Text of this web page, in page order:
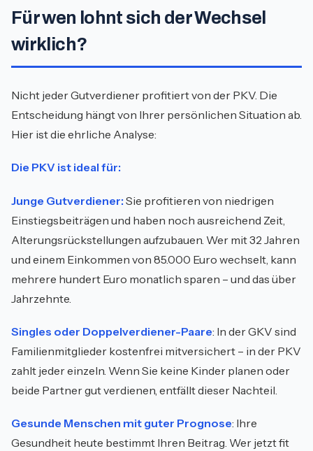
Für wen lohnt sich der Wechsel
wirklich?
Nicht jeder Gutverdiener profitiert von der PKV. Die
Entscheidung hängt von Ihrer persönlichen Situation ab.
Hier ist die ehrliche Analyse:
Die PKV ist ideal für:
Junge Gutverdiener: Sie profitieren von niedrigen
Einstiegsbeiträgen und haben noch ausreichend Zeit,
Alterungsrückstellungen aufzubauen. Wer mit 32 Jahren
und einem Einkommen von 85.000 Euro wechselt, kann
mehrere hundert Euro monatlich sparen – und das über
Jahrzehnte.
Singles oder Doppelverdiener-Paare: In der GKV sind
Familienmitglieder kostenfrei mitversichert – in der PKV
zahlt jeder einzeln. Wenn Sie keine Kinder planen oder
beide Partner gut verdienen, entfällt dieser Nachteil.
Gesunde Menschen mit guter Prognose: Ihre
Gesundheit heute bestimmt Ihren Beitrag. Wer jetzt fit